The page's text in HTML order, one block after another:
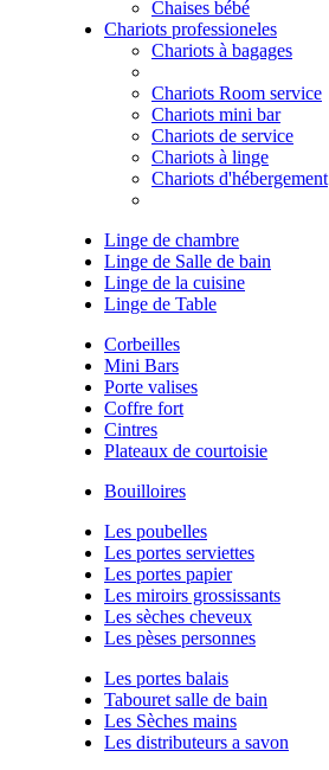
Chaises bébé
Chariots professioneles
Chariots à bagages
Chariots Room service
Chariots mini bar
Chariots de service
Chariots à linge
Chariots d'hébergement
Linge de chambre
Linge de Salle de bain
Linge de la cuisine
Linge de Table
Corbeilles
Mini Bars
Porte valises
Coffre fort
Cintres
Plateaux de courtoisie
Bouilloires
Les poubelles
Les portes serviettes
Les portes papier
Les miroirs grossissants
Les sèches cheveux
Les pèses personnes
Les portes balais
Tabouret salle de bain
Les Sèches mains
Les distributeurs a savon